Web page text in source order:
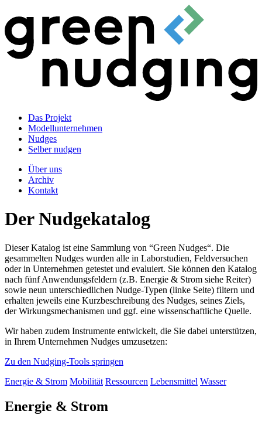
Das Projekt
Modellunternehmen
Nudges
Selber nudgen
Über uns
Archiv
Kontakt
Der Nudgekatalog
Dieser Katalog ist eine Sammlung von “Green Nudges“. Die
gesammelten Nudges wurden alle in Laborstudien, Feldversuchen
oder in Unternehmen getestet und evaluiert. Sie können den Katalog
nach fünf Anwendungsfeldern (z.B. Energie & Strom siehe Reiter)
sowie neun unterschiedlichen Nudge-Typen (linke Seite) filtern und
erhalten jeweils eine Kurzbeschreibung des Nudges, seines Ziels,
der Wirkungsmechanismen und ggf. eine wissenschaftliche Quelle.
Wir haben zudem Instrumente entwickelt, die Sie dabei unterstützen,
in Ihrem Unternehmen Nudges umzusetzen:
Zu den Nudging-Tools springen
Energie & Strom Mobilität Ressourcen Lebensmittel Wasser
Energie & Strom